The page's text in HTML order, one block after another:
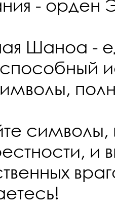
- орден
Шаноа -
символы,
и